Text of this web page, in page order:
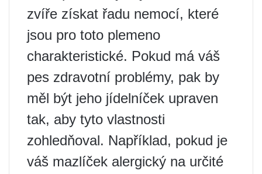
zvíře získat řadu nemocí, které
jsou pro toto plemeno
charakteristické. Pokud má váš
pes zdravotní problémy, pak by
měl být jeho jídelníček upraven
tak, aby tyto vlastnosti
zohledňoval. Například, pokud je
váš mazlíček alergický na určité